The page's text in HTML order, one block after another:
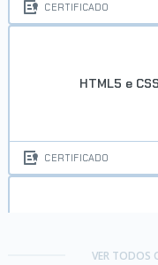
CERTIFICADO
HTML5 e
CERTIFICADO
VER TODOS